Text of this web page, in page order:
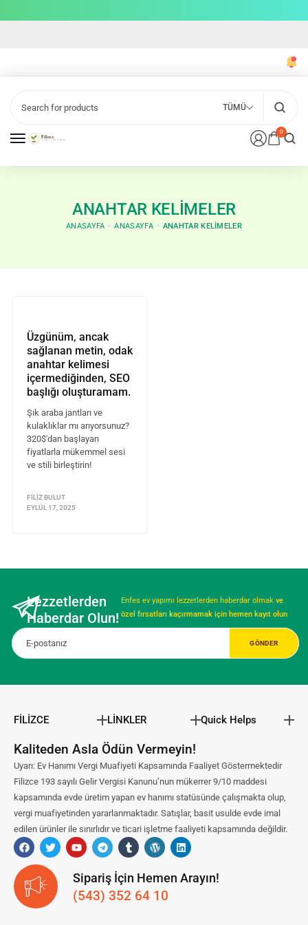
0
TÜMÜ
ANAHTAR KELIMELER
ANASAYFA ANASAYFA ANAHTAR KELIMELER
Üzgünüm, ancak
sağlanan metin, odak
anahtar kelimesi
içermediğinden, SEO
başlığı oluşturamam.
Şık araba jantları ve
kulaklıklar mı arıyorsunuz?
320$'dan başlayan
fiyatlarla mükemmel sesi
ve stili birleştirin!
FILIZ BULUT
EYLÜL 17, 2025
Lezzetlerden
Haberdar Olun!
Enfes ev yapımı lezzetlerden haberdar olmak ve
özel fırsatları kaçırmamak için hemen kayıt olun
FİLİZCE LİNKLER Quick Helps
Kaliteden Asla Ödün Vermeyin!
Uyarı: Ev Hanımı Vergi Muafiyeti Kapsamında Faaliyet Göstermektedir
Filizce 193 sayılı Gelir Vergisi Kanunu’nun mükerrer 9/10 maddesi
kapsamında evde üretim yapan ev hanımı statüsünde çalışmakta olup,
vergi muafiyetinden yararlanmaktadır. Satışlar, basit usulde evde imal
edilen ürünler ile sınırlıdır ve ticari işletme faaliyeti kapsamında değildir.
Sipariş İçin Hemen Arayın!
(543) 352 64 10